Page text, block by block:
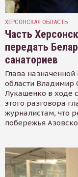
ХЕРСОНСКАЯ ОБЛАСТЬ
Часть
передать
санаториев
Глава
области Владимир
Лукашенко в ходе
этого разговора
журналистам, что
побережья